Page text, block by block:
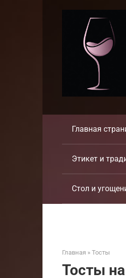
Главная
Этикет и
Стол и
Главная » Тосты
Тосты